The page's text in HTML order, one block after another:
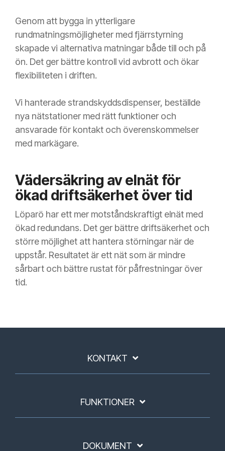
Genom att bygga in ytterligare
rundmatningsmöjligheter med fjärrstyrning
skapade vi alternativa matningar både till och på
ön. Det ger bättre kontroll vid avbrott och ökar
flexibiliteten i driften.
Vi hanterade strandskyddsdispenser, beställde
nya nätstationer med rätt funktioner och
ansvarade för kontakt och överenskommelser
med markägare.
Vädersäkring av elnät för
ökad driftsäkerhet över tid
Löparö har ett mer motståndskraftigt elnät med
ökad redundans. Det ger bättre driftsäkerhet och
större möjlighet att hantera störningar när de
uppstår. Resultatet är ett nät som är mindre
sårbart och bättre rustat för påfrestningar över
tid.
KONTAKT
FUNKTIONER
DOKUMENT